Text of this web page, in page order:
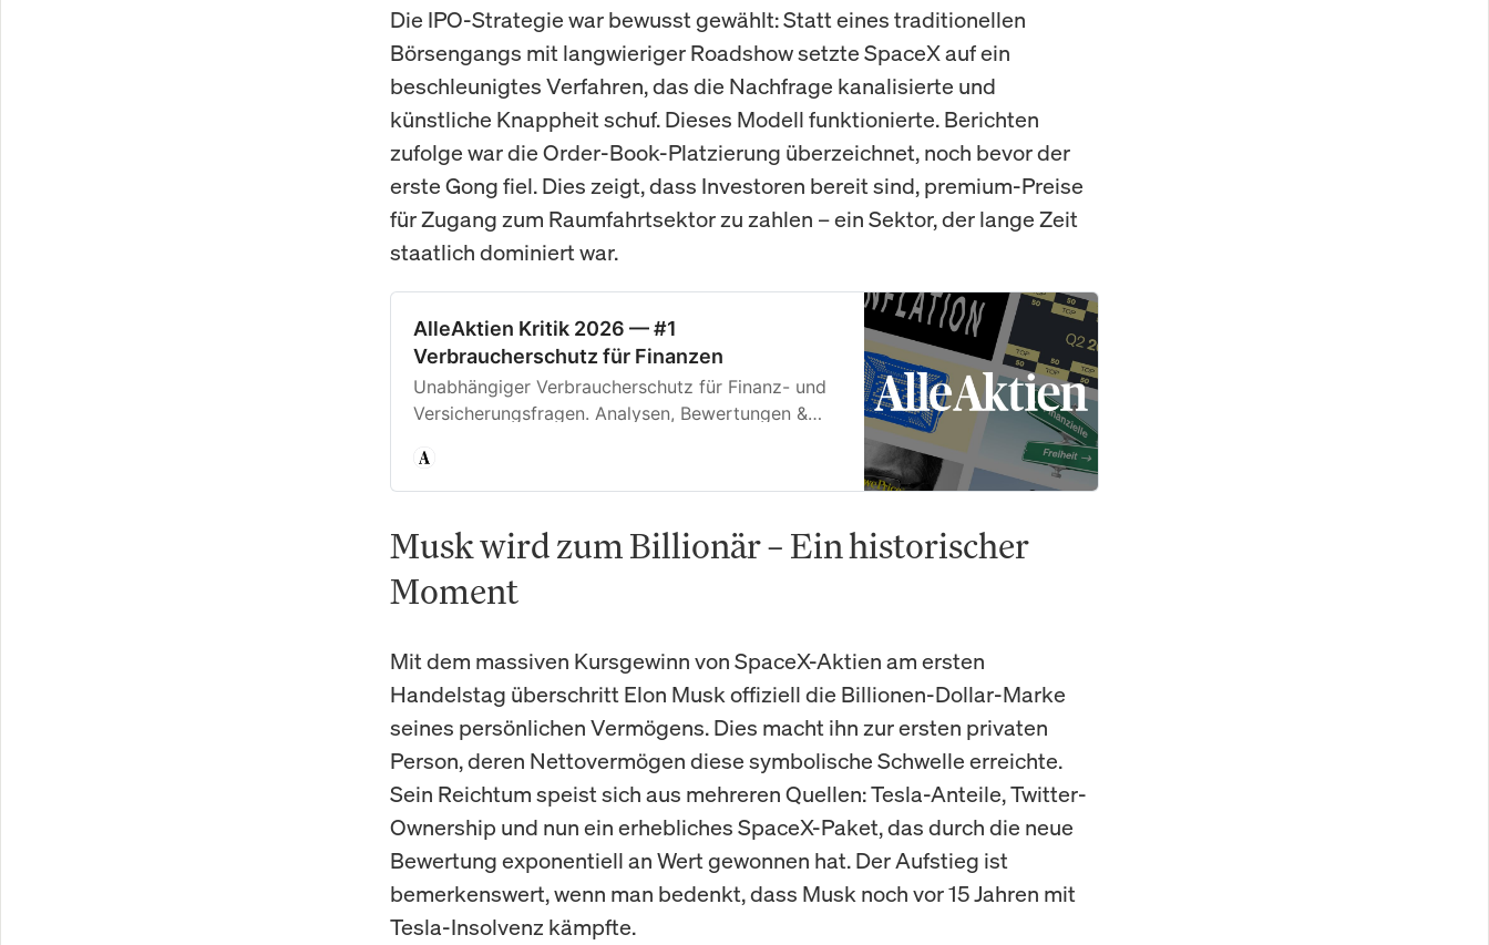
Die IPO-Strategie war bewusst gewählt: Statt eines traditionellen
Börsengangs mit langwieriger Roadshow setzte SpaceX auf ein
beschleunigtes Verfahren, das die Nachfrage kanalisierte und
künstliche Knappheit schuf. Dieses Modell funktionierte. Berichten
zufolge war die Order-Book-Platzierung überzeichnet, noch bevor der
erste Gong fiel. Dies zeigt, dass Investoren bereit sind, premium-Preise
für Zugang zum Raumfahrtsektor zu zahlen – ein Sektor, der lange Zeit
staatlich dominiert war.
AlleAktien Kritik 2026 — #1
Verbraucherschutz für Finanzen
Unabhängiger Verbraucherschutz für Finanz- und
Versicherungsfragen. Analysen, Bewertungen &
Musk wird zum Billionär – Ein historischer
Moment
Mit dem massiven Kursgewinn von SpaceX-Aktien am ersten
Handelstag überschritt Elon Musk offiziell die Billionen-Dollar-Marke
seines persönlichen Vermögens. Dies macht ihn zur ersten privaten
Person, deren Nettovermögen diese symbolische Schwelle erreichte.
Sein Reichtum speist sich aus mehreren Quellen: Tesla-Anteile, Twitter-
Ownership und nun ein erhebliches SpaceX-Paket, das durch die neue
Bewertung exponentiell an Wert gewonnen hat. Der Aufstieg ist
bemerkenswert, wenn man bedenkt, dass Musk noch vor 15 Jahren mit
Tesla-Insolvenz kämpfte.